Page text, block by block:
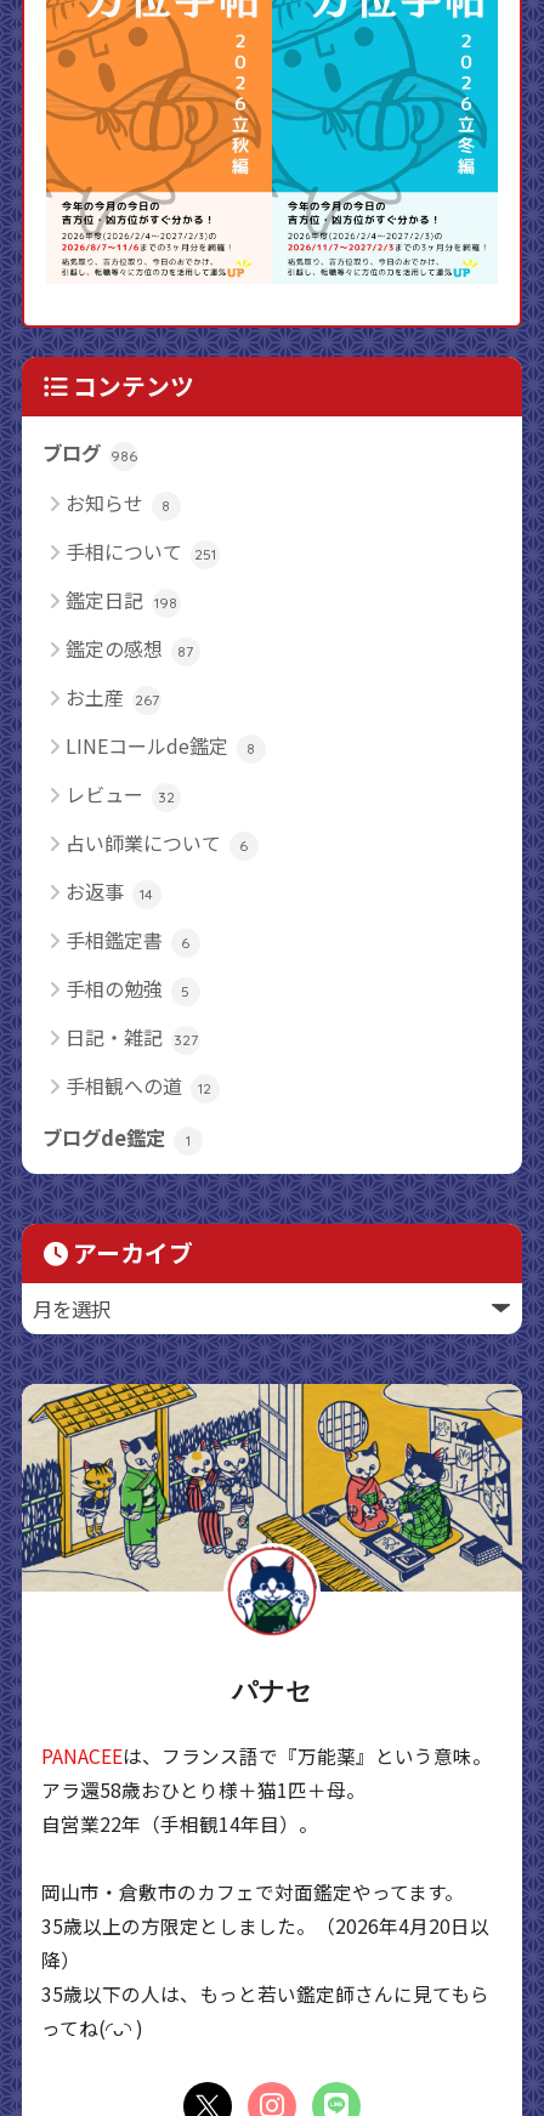
コンテンツ
ブログ 986
お知らせ 8
手相について 251
鑑定日記 198
鑑定の感想 87
お土産 267
LINEコールde鑑定 8
レビュー 32
占い師業について 6
お返事 14
手相鑑定書 6
手相の勉強 5
日記・雑記 327
手相観への道 12
ブログde鑑定 1
アーカイブ
パナセ
PANACEEは、フランス語で『万能薬』という意味。
アラ還58歳おひとり様＋猫1匹＋母。
自営業22年（手相観14年目）。
岡山市・倉敷市のカフェで対面鑑定やってます。
35歳以上の方限定としました。（2026年4月20日以
降）
35歳以下の人は、もっと若い鑑定師さんに見てもら
ってね(◜ᴗ◝ )